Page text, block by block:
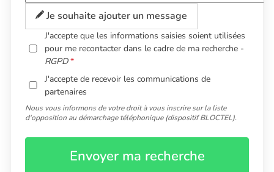
Je souhaite ajouter un message
J'accepte que les informations saisies soient utilisées
pour me recontacter dans le cadre de ma recherche -
RGPD
J'accepte de recevoir les communications de
partenaires
Nous vous informons de votre droit à vous inscrire sur la liste
d'opposition au démarchage téléphonique (dispositif BLOCTEL).
Envoyer ma recherche